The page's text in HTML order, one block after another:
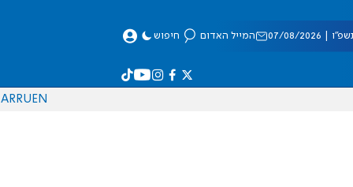
08/2026 המייל האדום חיפוש
EN
RU
AR